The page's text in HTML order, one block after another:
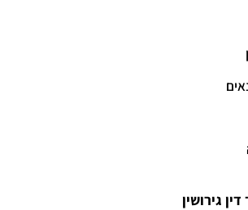
גירושין